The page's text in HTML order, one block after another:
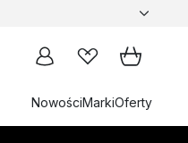
NowościMarkiOferty